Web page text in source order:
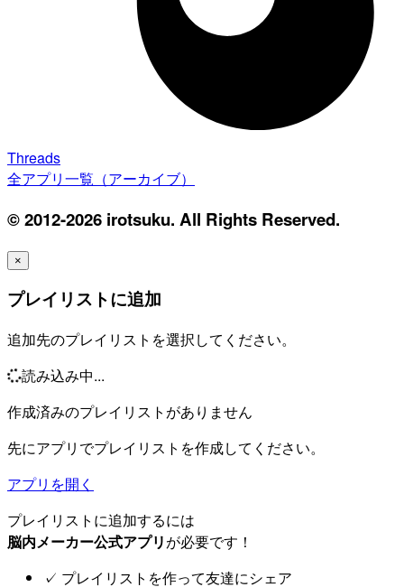
Threads
全アプリ一覧（アーカイブ）
© 2012-2026 irotsuku. All Rights Reserved.
×
プレイリストに追加
追加先のプレイリストを選択してください。
読み込み中...
作成済みのプレイリストがありません
先にアプリでプレイリストを作成してください。
アプリを開く
プレイリストに追加するには
脳内メーカー公式アプリが必要です！
✓ プレイリストを作って友達にシェア